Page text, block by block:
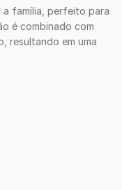
família, perfeito para
é combinado com
resultando em uma